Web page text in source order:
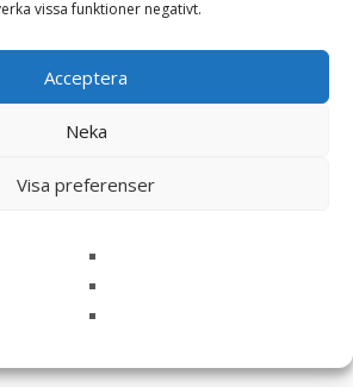
vissa funktioner negativt.
Acceptera
Neka
Visa preferenser
än.
recensera ”Gullskära
inte publiceras.